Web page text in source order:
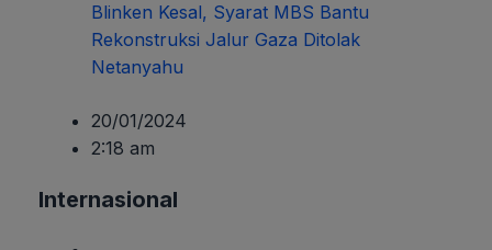
Blinken Kesal, Syarat MBS Bantu
Rekonstruksi Jalur Gaza Ditolak
Netanyahu
20/01/2024
2:18 am
Internasional